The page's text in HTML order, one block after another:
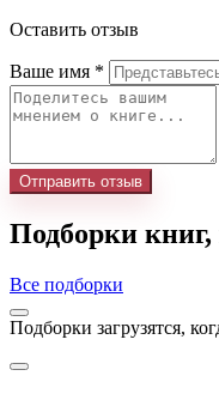
Оставить отзыв
Ваше имя *
Отправить отзыв
Подборки
Все подборки
Подборки загрузятся,